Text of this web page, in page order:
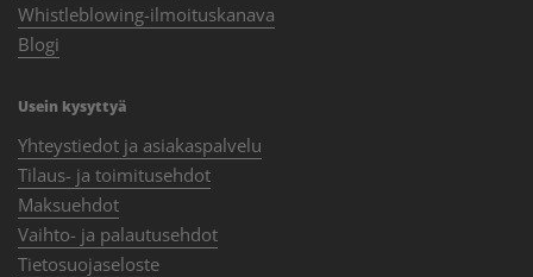
Whistleblowing-ilmoituskanava
Blogi
Usein kysyttyä
Yhteystiedot ja asiakaspalvelu
Tilaus- ja toimitusehdot
Maksuehdot
Vaihto- ja palautusehdot
Tietosuojaseloste